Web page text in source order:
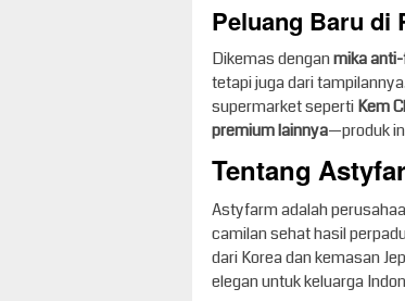
Peluang Baru di
Dikemas denganmika
tetapi juga dari
supermarket sepertiKem
premium lainnya—produk
Tentang
Astyfarm adalah
camilan sehat hasil
dari Korea dan kemasan
elegan untuk keluarga